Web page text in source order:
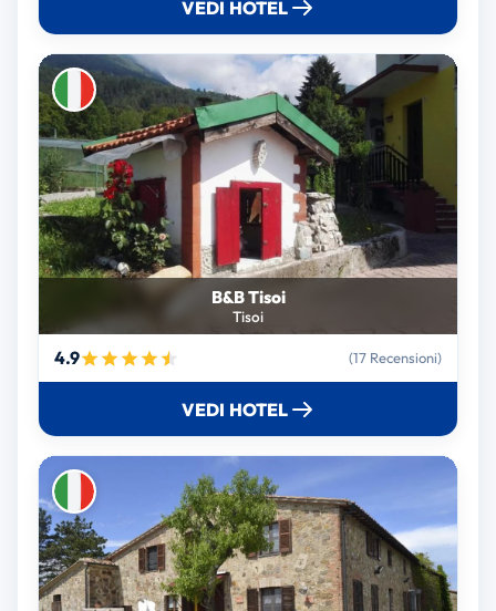
VEDI HOTEL
B&B Tisoi
Tisoi
4.9 (17 Recensioni)
VEDI HOTEL